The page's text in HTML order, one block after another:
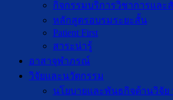
กิจกรรมบริการวิชาการและ
หลักสูตรอบรมระยะสั้น
Patient First
สาระน่ารู้
อาสาจุฬาภรณ์
วิจัยและนวัตกรรม
นโยบายและพันธกิจด้านวิจั